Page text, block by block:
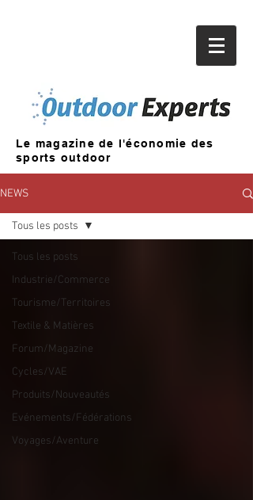
Le magazine de l'économie des
sports outdoor
NEWS
Tous les posts
Industrie/Commerce
Tourisme/Territoires
Textile & Matières
Forum/Magazine
Cycles/VAE
Produits/Nouveautés
Evénements/Fédérations
Voyages/Aventure
Tous les posts